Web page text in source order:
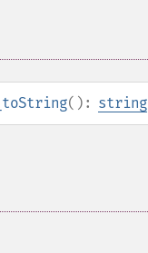
(): string